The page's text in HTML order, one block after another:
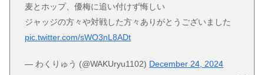
麦とホップ、優梅に追い付けず悔しい
ジャッジの方々や対戦した方々ありがとうございました
pic.twitter.com/sWO3nL8ADt
— わくりゅう (@WAKUryu1102) December 24, 2024